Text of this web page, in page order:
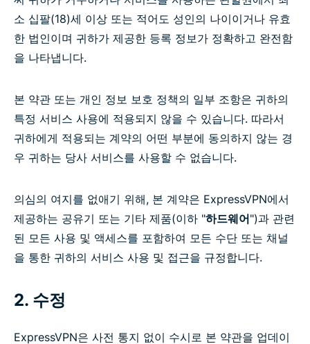
소 십팔(18)세 이상 또는 적어도 성인의 나이이거나 유효
한 법인이며 귀하가 제공한 등록 정보가 정확하고 완전함
을 나타냅니다.
본 약관 또는 개인 정보 보호 정책의 일부 조항은 귀하의
특정 서비스 사용에 적용되지 않을 수 있습니다. 따라서
귀하에게 적용되는 계약의 어떤 부분에 동의하지 않는 경
우 귀하는 당사 서비스를 사용할 수 없습니다.
의심의 여지를 없애기 위해, 본 계약은 ExpressVPN에서
제공하는 공유기 또는 기타 제품(이하 "하드웨어")과 관련
된 모든 사용 및 액세스를 포함하여 모든 수단 또는 채널
을 통한 귀하의 서비스 사용 및 접근을 규정합니다.
2. 수정
ExpressVPN은 사전 통지 없이 수시로 본 약관을 업데이